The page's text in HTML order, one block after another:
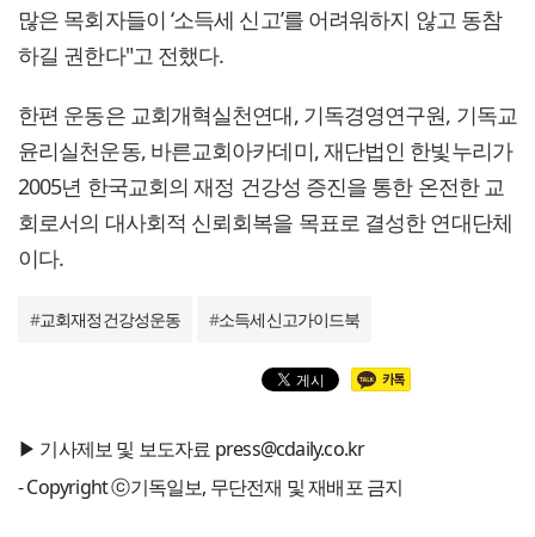
많은 목회자들이 ‘소득세 신고’를 어려워하지 않고 동참
하길 권한다"고 전했다.
한편 운동은 교회개혁실천연대, 기독경영연구원, 기독교
윤리실천운동, 바른교회아카데미, 재단법인 한빛누리가
2005년 한국교회의 재정 건강성 증진을 통한 온전한 교
회로서의 대사회적 신뢰회복을 목표로 결성한 연대단체
이다.
#교회재정건강성운동 #소득세신고가이드북
▶ 기사제보 및 보도자료 press@cdaily.co.kr
- Copyright ⓒ기독일보, 무단전재 및 재배포 금지